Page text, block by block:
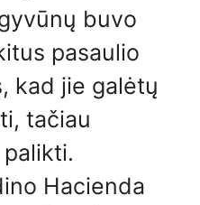
buvo
pasaulio
kad jie galėtų
tačiau
Hacienda